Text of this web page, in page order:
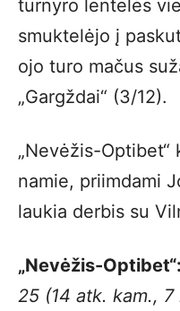
turnyro lentelės
smuktelėjo į
ojo turo mačus
„Gargždai“ (3/12).
„Nevėžis-Optibet“
namie, priimdami
laukia derbis su
„Nevėžis-Optibet“:
25 (14 atk. kam.,